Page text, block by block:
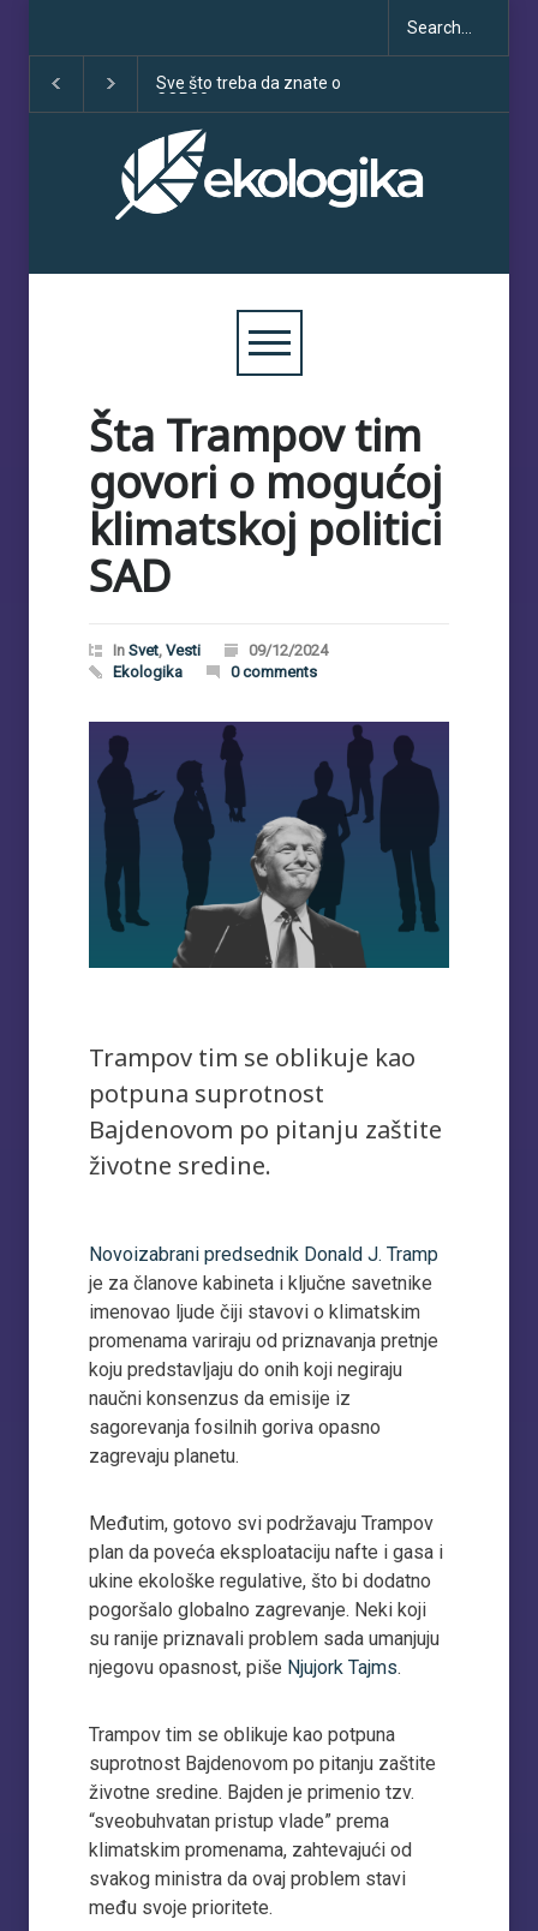
Klimatske dezinformacije u
porastu uoči COP30
obećanja i učinka
Šta Trampov tim
govori o mogućoj
klimatskoj politici
SAD
In Svet, Vesti
09/12/2024
Ekologika
0 comments
Trampov tim se oblikuje kao
potpuna suprotnost
Bajdenovom po pitanju zaštite
životne sredine.
Novoizabrani predsednik Donald J. Tramp
je za članove kabineta i ključne savetnike
imenovao ljude čiji stavovi o klimatskim
promenama variraju od priznavanja pretnje
koju predstavljaju do onih koji negiraju
naučni konsenzus da emisije iz
sagorevanja fosilnih goriva opasno
zagrevaju planetu.
Međutim, gotovo svi podržavaju Trampov
plan da poveća eksploataciju nafte i gasa i
ukine ekološke regulative, što bi dodatno
pogoršalo globalno zagrevanje. Neki koji
su ranije priznavali problem sada umanjuju
njegovu opasnost, piše Njujork Tajms.
Trampov tim se oblikuje kao potpuna
suprotnost Bajdenovom po pitanju zaštite
životne sredine. Bajden je primenio tzv.
“sveobuhvatan pristup vlade” prema
klimatskim promenama, zahtevajući od
svakog ministra da ovaj problem stavi
među svoje prioritete.